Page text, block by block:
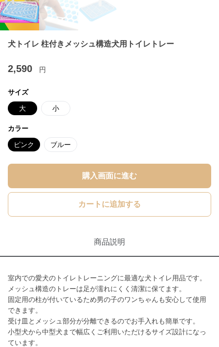
犬トイレ 柱付きメッシュ構造犬用トイレトレー
2,590 円
サイズ
大 小
カラー
ピンク ブルー
購入画面に進む
カートに追加する
商品説明
室内での愛犬のトイレトレーニングに最適な犬トイレ用品です。
メッシュ構造のトレーは足が濡れにくく清潔に保てます。
固定用の柱が付いているため男の子のワンちゃんも安心して使用
できます。
受け皿とメッシュ部分が分離できるのでお手入れも簡単です。
小型犬から中型犬まで幅広くご利用いただけるサイズ設計になっ
ています。